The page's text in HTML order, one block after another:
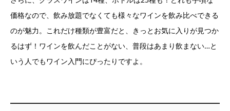
価格なので、飲み放題でなくても様々なワインを飲み比べできる
のが魅力。これだけ種類が豊富だと、きっとお気に入りが見つか
るはず！ワインを飲んだことがない、普段はあまり飲まない…と
いう人でもワイン入門にぴったりですよ。